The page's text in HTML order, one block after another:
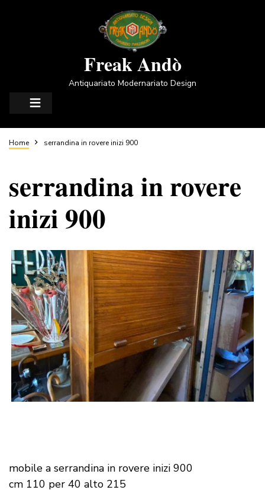
Freak Andò
Antiquariato Modernariato Design
Briciole
di
pane
Home serrandina in rovere inizi 900
serrandina in rovere
inizi 900
mobile a serrandina in rovere inizi 900
cm 110 per 40 alto 215